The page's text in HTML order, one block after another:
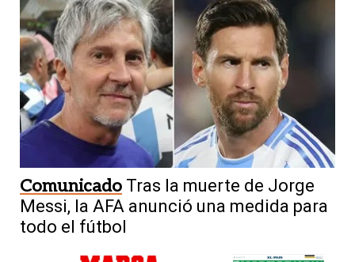
Comunicado Tras la muerte de Jorge
Messi, la AFA anunció una medida para
todo el fútbol